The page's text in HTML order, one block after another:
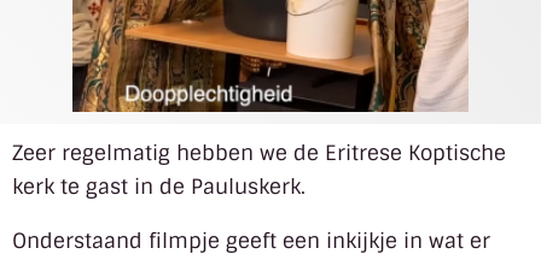
Zeer regelmatig hebben we de Eritrese Koptische
kerk te gast in de Pauluskerk.
Onderstaand filmpje geeft een inkijkje in wat er